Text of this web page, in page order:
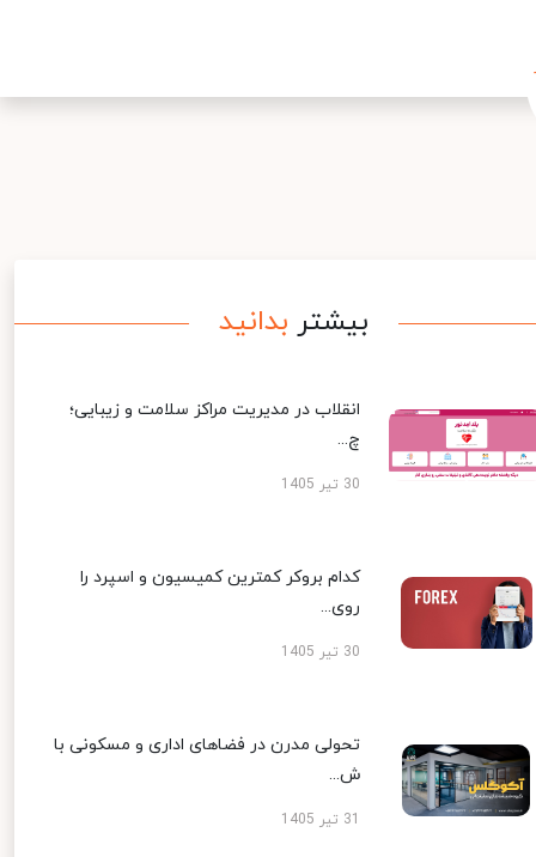
بیشتر بدانید
انقلاب در مدیریت مراکز سلامت و زیبایی؛
چ...
30 تیر 1405
کدام بروکر کمترین کمیسیون و اسپرد را
روی...
30 تیر 1405
تحولی مدرن در فضاهای اداری و مسکونی با
ش...